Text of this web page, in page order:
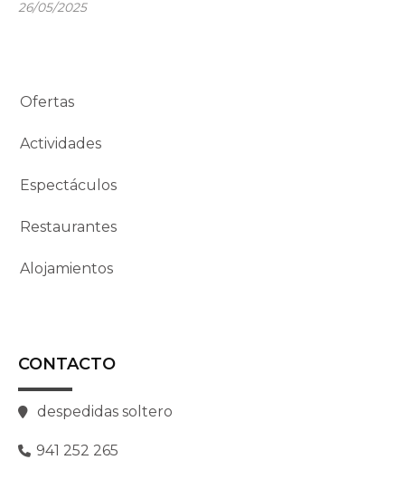
26/05/2025
Ofertas
Actividades
Espectáculos
Restaurantes
Alojamientos
CONTACTO
despedidas soltero
941 252 265